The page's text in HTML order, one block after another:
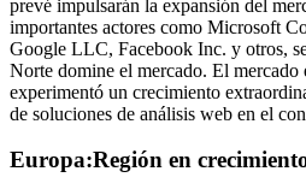
prevé impulsarán la expansión del
importantes actores como Microsoft
Google LLC, Facebook Inc. y otros,
Norte domine el mercado. El
experimentó un crecimiento
de soluciones de análisis web en el
Europa:Región en